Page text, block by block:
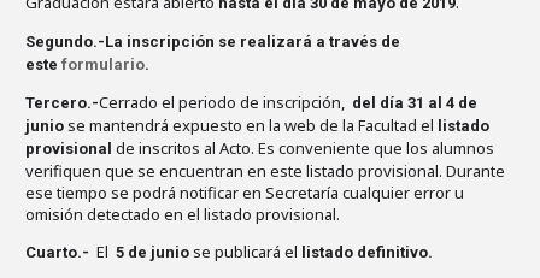
Segundo.-La inscripción se realizará a través de
este formulario.
Tercero.-Cerrado el periodo de inscripción, del día 31 al 4 de
junio se mantendrá expuesto en la web de la Facultad el listado
provisional de inscritos al Acto. Es conveniente que los alumnos
verifiquen que se encuentran en este listado provisional. Durante
ese tiempo se podrá notificar en Secretaría cualquier error u
omisión detectado en el listado provisional.
Cuarto.- El 5 de junio se publicará el listado definitivo.